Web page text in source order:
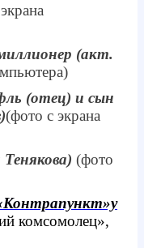
(акт.
(отец) и сын
(фото с экрана
(фото
комсомолец»,